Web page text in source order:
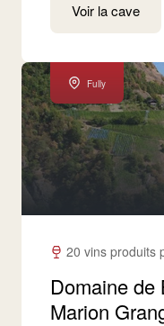
Voir la cave
Fully
20 vins produits
Domaine de
Marion